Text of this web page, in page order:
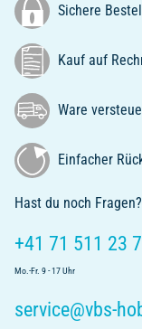
Sichere
Kauf auf
Ware
Einfacher
Hast du noch Fragen?
+41 71 511 23
Mo.-Fr. 9 - 17 Uhr
service@vbs-